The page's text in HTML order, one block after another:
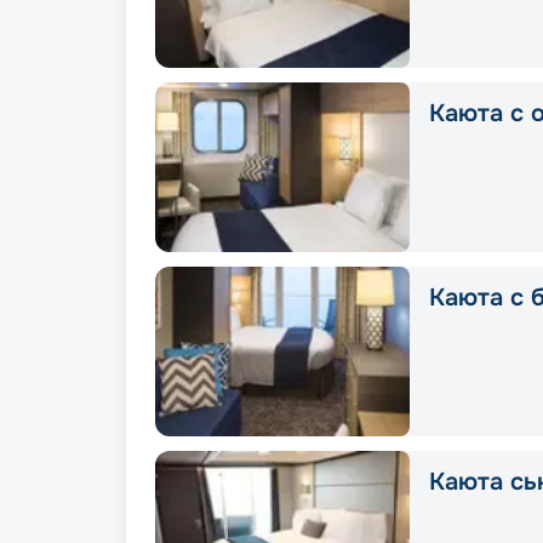
Каюта с
Каюта с
Каюта